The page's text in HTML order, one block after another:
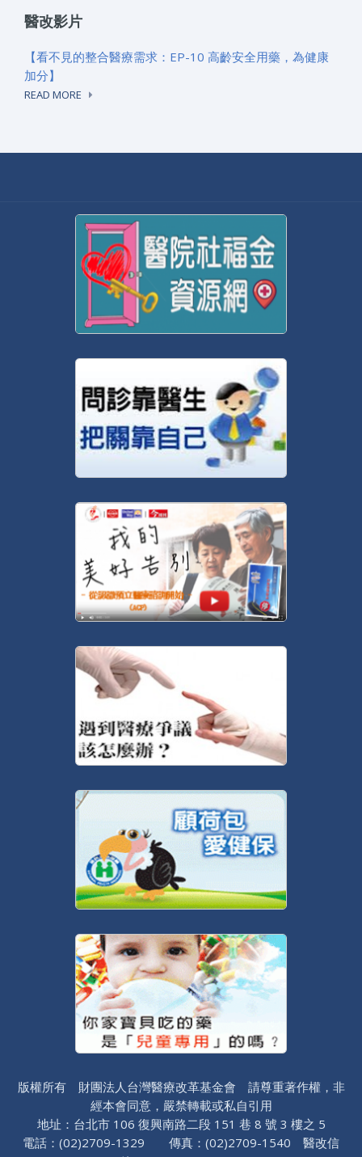
醫改影片
【看不見的整合醫療需求：EP-10 高齡安全用藥，為健康
加分】
READ MORE
版權所有 財團法人台灣醫療改革基金會 請尊重著作權，非
經本會同意，嚴禁轉載或私自引用
地址：台北市 106 復興南路二段 151 巷 8 號 3 樓之 5
電話：(02)2709-1329 傳真：(02)2709-1540 醫改信